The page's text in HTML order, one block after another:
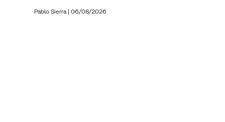
Pablo Sierra | 06/08/2026